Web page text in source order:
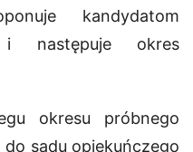
kandydatom
i następuje okres
okresu próbnego
do sądu opiekuńczego